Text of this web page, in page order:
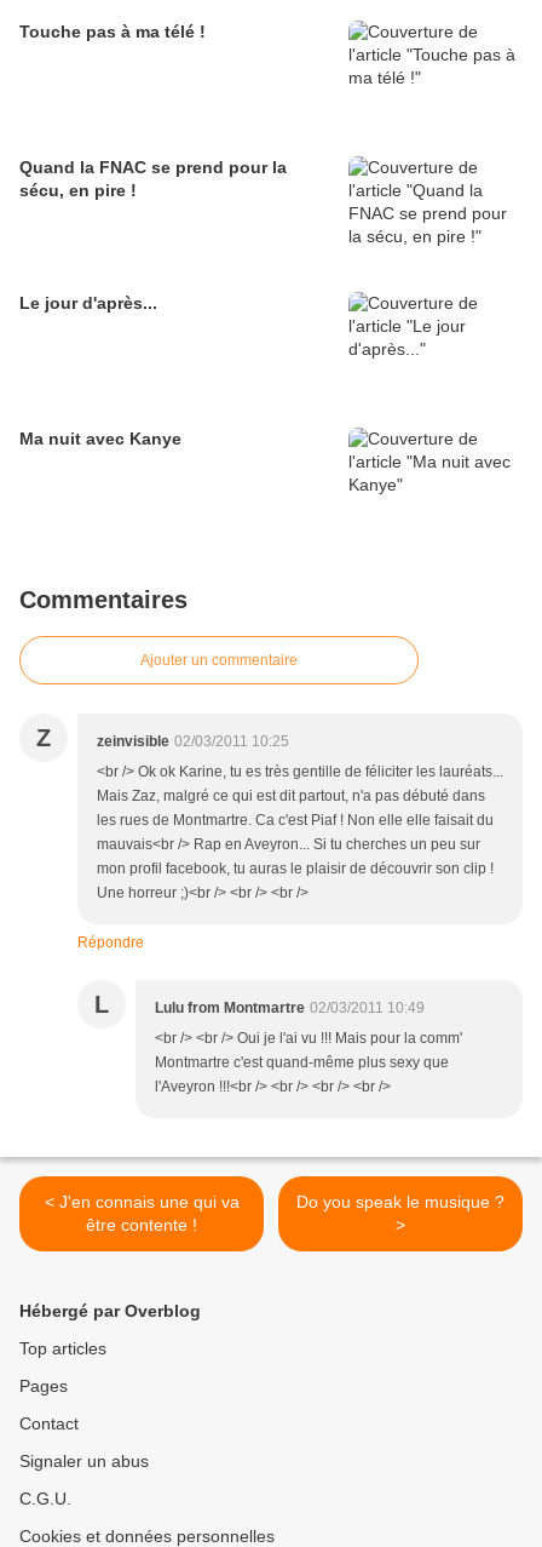
Touche pas à ma télé !
Quand la FNAC se prend pour la
sécu, en pire !
Le jour d'après...
Ma nuit avec Kanye
Commentaires
Ajouter un commentaire
Z zeinvisible 02/03/2011 10:25
<br /> Ok ok Karine, tu es très gentille de féliciter les lauréats...
Mais Zaz, malgré ce qui est dit partout, n'a pas débuté dans
les rues de Montmartre. Ca c'est Piaf ! Non elle elle faisait du
mauvais<br /> Rap en Aveyron... Si tu cherches un peu sur
mon profil facebook, tu auras le plaisir de découvrir son clip !
Une horreur ;)<br /> <br /> <br />
Répondre
L Lulu from Montmartre 02/03/2011 10:49
<br /> <br /> Oui je l'ai vu !!! Mais pour la comm'
Montmartre c'est quand-même plus sexy que
l'Aveyron !!!<br /> <br /> <br /> <br />
< J'en connais une qui va
être contente !
Do you speak le musique ?
>
Hébergé par Overblog
Top articles
Pages
Contact
Signaler un abus
C.G.U.
Cookies et données personnelles